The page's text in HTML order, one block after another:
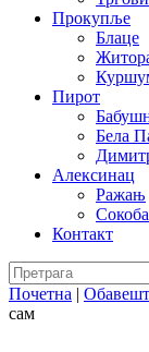
Прокупље
Блаце
Пирот
Бела
Алексинац
Ражањ
Контакт
Почетна |
сам